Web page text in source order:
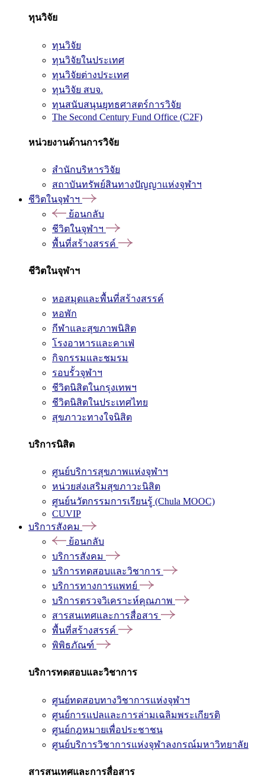
ทุนวิจัย
ทุนวิจัย
ทุนวิจัยในประเทศ
ทุนวิจัยต่างประเทศ
ทุนวิจัย สบจ.
ทุนสนับสนุนยุทธศาสตร์การวิจัย
The Second Century Fund Office (C2F)
หน่วยงานด้านการวิจัย
สำนักบริหารวิจัย
สถาบันทรัพย์สินทางปัญญาแห่งจุฬาฯ
ชีวิตในจุฬาฯ
ย้อนกลับ
ชีวิตในจุฬาฯ
พื้นที่สร้างสรรค์
ชีวิตในจุฬาฯ
หอสมุดและพื้นที่สร้างสรรค์
หอพัก
กีฬาและสุขภาพนิสิต
โรงอาหารและคาเฟ่
กิจกรรมและชมรม
รอบรั้วจุฬาฯ
ชีวิตนิสิตในกรุงเทพฯ
ชีวิตนิสิตในประเทศไทย
สุขภาวะทางใจนิสิต
บริการนิสิต
ศูนย์บริการสุขภาพแห่งจุฬาฯ
หน่วยส่งเสริมสุขภาวะนิสิต
ศูนย์นวัตกรรมการเรียนรู้ (Chula MOOC)
CUVIP
บริการสังคม
ย้อนกลับ
บริการสังคม
บริการทดสอบและวิชาการ
บริการทางการแพทย์
บริการตรวจวิเคราะห์คุณภาพ
สารสนเทศและการสื่อสาร
พื้นที่สร้างสรรค์
พิพิธภัณฑ์
บริการทดสอบและวิชาการ
ศูนย์ทดสอบทางวิชาการแห่งจุฬาฯ
ศูนย์การแปลและการล่ามเฉลิมพระเกียรติ
ศูนย์กฎหมายเพื่อประชาชน
ศูนย์บริการวิชาการแห่งจุฬาลงกรณ์มหาวิทยาลัย
สารสนเทศและการสื่อสาร